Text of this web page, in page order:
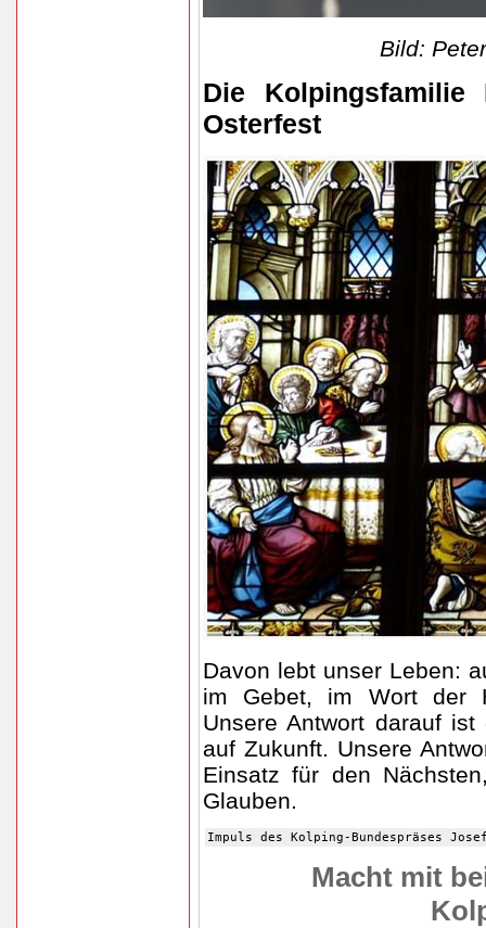
Bild:
Die
Osterfest
Davon lebt unser Leben:
im Gebet, im Wort der
Unsere Antwort darauf
auf Zukunft. Unsere
Einsatz für den
Glauben.
Impuls des Kolping-Bundespräses
Macht mit